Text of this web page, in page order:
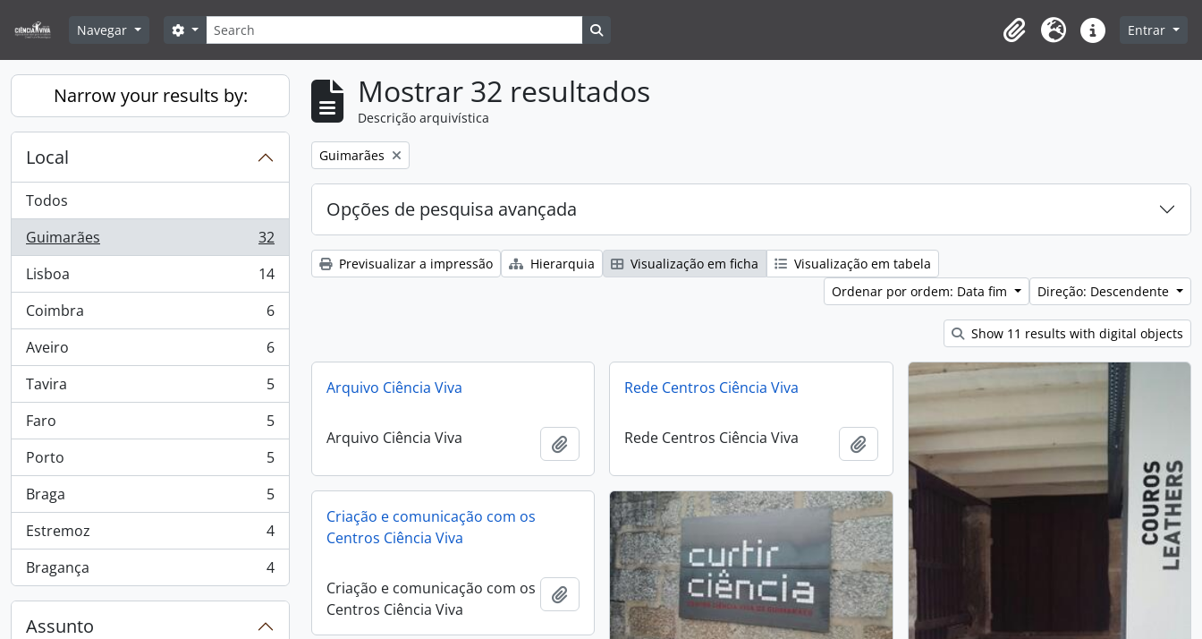
Navegar
Pesquisar
Search options
Clipboard
Idioma Ligações rápidas
Entrar
Narrow your results by:
Local
Todos
Guimarães
, 32 resultados
32
Lisboa
, 14 resultados
14
Coimbra
, 6 resultados
6
Aveiro
, 6 resultados
6
Tavira
, 5 resultados
5
Faro
, 5 resultados
5
Porto
, 5 resultados
5
Braga
, 5 resultados
5
Estremoz
, 4 resultados
4
Bragança
, 4 resultados 4
Assunto
Mostrar 32 resultados
Descrição arquivística
Remove filter:
Guimarães
Opções de pesquisa avançada
Previsualizar a impressão Hierarquia Visualização em ficha
Visualização em tabela
Ordenar por ordem: Data fim
Direção: Descendente
Show 11 results with digital objects
Arquivo Ciência Viva
Arquivo Ciência Viva Adicionar à área de transferência
Rede Centros Ciência Viva
Rede Centros Ciência Viva Adicionar à área de transferência
Criação e comunicação com os
Centros Ciência Viva
Criação e comunicação com os
Centros Ciência Viva
Adicionar à área de transferência